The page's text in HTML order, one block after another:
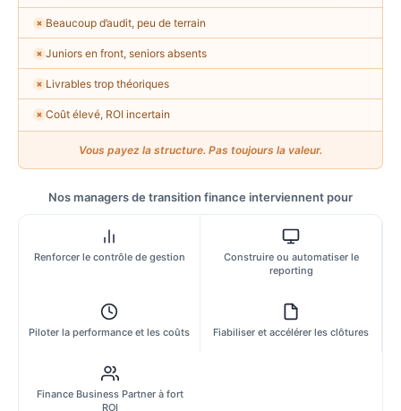
✗ Beaucoup d’audit, peu de terrain
✗ Juniors en front, seniors absents
✗ Livrables trop théoriques
✗ Coût élevé, ROI incertain
Vous payez la structure. Pas toujours la valeur.
Nos managers de transition finance interviennent pour
Renforcer le contrôle de gestion
Construire ou automatiser le
reporting
Piloter la performance et les coûts Fiabiliser et accélérer les clôtures
Finance Business Partner à fort
ROI